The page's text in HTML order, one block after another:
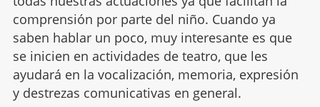
comprensión por parte del niño. Cuando ya
saben hablar un poco, muy interesante es que
se inicien en actividades de teatro, que les
ayudará en la vocalización, memoria, expresión
y destrezas comunicativas en general.